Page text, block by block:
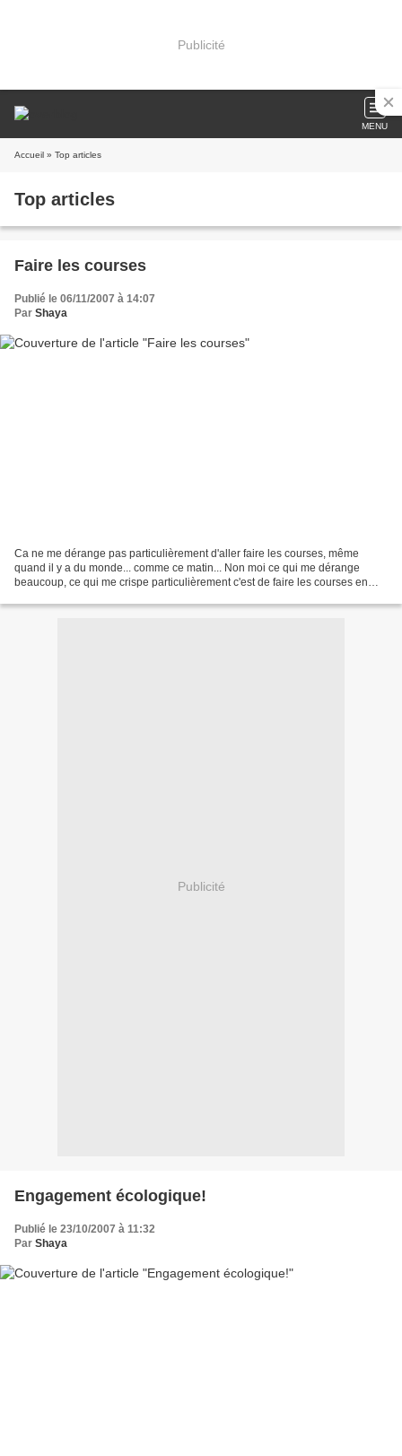
Publicité
MENU
Accueil » Top articles
Top articles
Faire les courses
Publié le 06/11/2007 à 14:07
Par Shaya
Ca ne me dérange pas particulièrement d'aller faire les courses, même
quand il y a du monde... comme ce matin... Non moi ce qui me dérange
beaucoup, ce qui me crispe particulièrement c'est de faire les courses en
Publicité
Engagement écologique!
Publié le 23/10/2007 à 11:32
Par Shaya